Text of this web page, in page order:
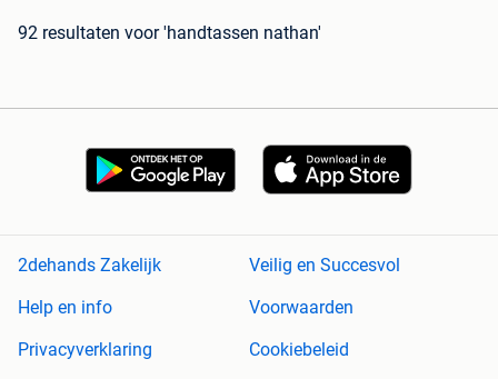
92 resultaten voor 'handtassen nathan'
2dehands Zakelijk
Veilig en Succesvol
Help en info
Voorwaarden
Privacyverklaring
Cookiebeleid